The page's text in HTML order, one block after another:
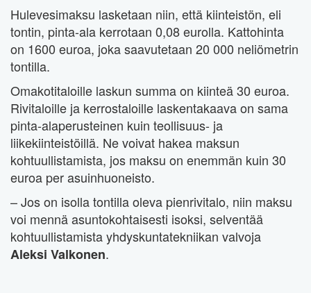
Hulevesimaksu lasketaan niin, että kiinteistön, eli
tontin, pinta-ala kerrotaan 0,08 eurolla. Kattohinta
on 1600 euroa, joka saavutetaan 20 000 neliömetrin
tontilla.
Omakotitaloille laskun summa on kiinteä 30 euroa.
Rivitaloille ja kerrostaloille laskentakaava on sama
pinta-alaperusteinen kuin teollisuus- ja
liikekiinteistöillä. Ne voivat hakea maksun
kohtuullistamista, jos maksu on enemmän kuin 30
euroa per asuinhuoneisto.
– Jos on isolla tontilla oleva pienrivitalo, niin maksu
voi mennä asuntokohtaisesti isoksi, selventää
kohtuullistamista yhdyskuntatekniikan valvoja
Aleksi Valkonen.